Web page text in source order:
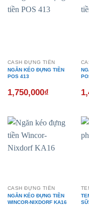
CASH ĐỰNG TIỀN
NGĂN KÉO ĐỰNG TIỀN
POS 413
1,750,000₫
CASH ĐỰNG TIỀN
NGĂN KÉO ĐỰNG TIỀN
WINCOR-NIXDORF KA16